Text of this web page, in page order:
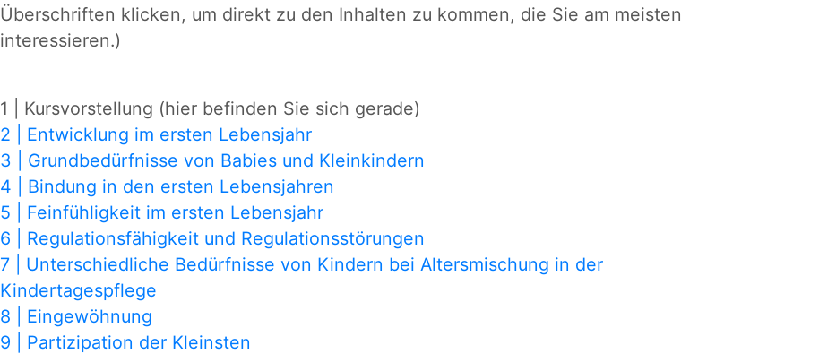
Überschriften klicken, um direkt zu den Inhalten zu kommen, die Sie am meisten
interessieren.)
1 | Kursvorstellung (hier befinden Sie sich gerade)
2 | Entwicklung im ersten Lebensjahr
3 | Grundbedürfnisse von Babies und Kleinkindern
4 | Bindung in den ersten Lebensjahren
5 | Feinfühligkeit im ersten Lebensjahr
6 | Regulationsfähigkeit und Regulationsstörungen
7 | Unterschiedliche Bedürfnisse von Kindern bei Altersmischung in der
Kindertagespflege
8 | Eingewöhnung
9 | Partizipation der Kleinsten